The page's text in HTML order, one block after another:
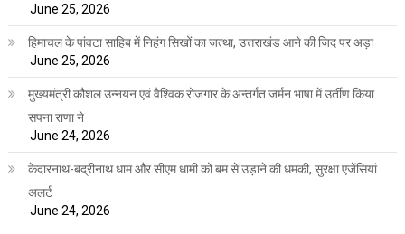
June 25, 2026
हिमाचल के पांवटा साहिब में निहंग सिखों का जत्था, उत्तराखंड आने की जिद पर अड़ा
June 25, 2026
मुख्यमंत्री कौशल उन्नयन एवं वैश्विक रोजगार के अन्तर्गत जर्मन भाषा में उर्तीण किया
सपना राणा ने
June 24, 2026
केदारनाथ-बद्रीनाथ धाम और सीएम धामी को बम से उड़ाने की धमकी, सुरक्षा एजेंसियां
अलर्ट
June 24, 2026